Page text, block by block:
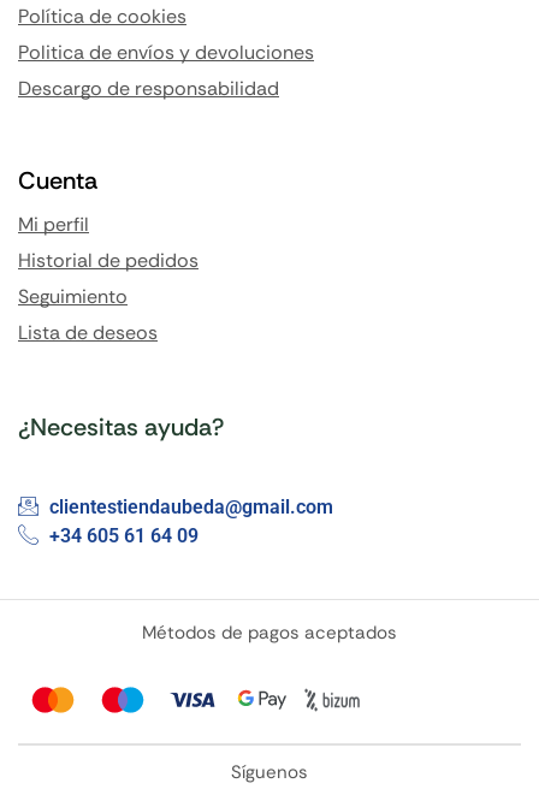
Política de cookies
Politica de envíos y devoluciones
Descargo de responsabilidad
Cuenta
Mi perfil
Historial de pedidos
Seguimiento
Lista de deseos
¿Necesitas ayuda?
clientestiendaubeda@gmail.com
+34 605 61 64 09
Métodos de pagos aceptados
Síguenos